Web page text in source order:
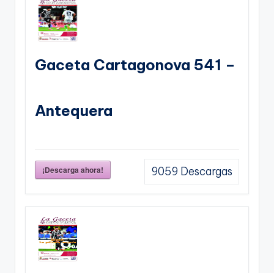
Gaceta Cartagonova 541 –
Antequera
¡Descarga ahora! 9059 Descargas